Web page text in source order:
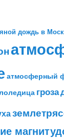
дождь в
атмосферный
гроза